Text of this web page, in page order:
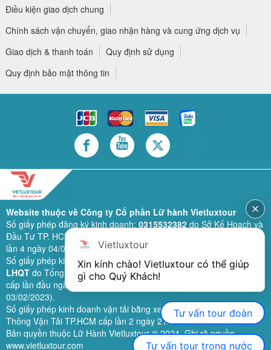
Điều kiện giao dịch chung
Chính sách vận chuyển, giao nhận hàng và cung ứng dịch vụ
Giao dịch & thanh toán
Quy định sử dụng
Quy định bảo mật thông tin
Website thuộc về Công ty Cổ phần Lữ hành Vietluxtour
Số giấy phép đăng ký kinh doanh: 0315532382do Sở Kế Hoạch và
Đầu Tư TP. HCM cấp lần đầu ngày 28/02/2019 (sửa đổi bổ sung
lần 4 ngày 04/06/2024).
Số giấy phép kinh doanh lữ hành quốc tế:79-1111/2019/TCDL-GP
LHQTdo Tổng Cục Du Lịch (nay là Cục Du lịch quốc gia Việt Nam)
cấp lần đầu ngày 26/09/2019 (sửa đổi, bổ sung lần 3 ngày
03/02/2023).
Số giấy phép kinh doanh vận tải bằng xe ô tô:11924do Sở Giao
Thông Vận Tải TP.HCM cấp lần 2 ngày 21/02/2023.
Bản quyền thuộc Lữ Hành Vietluxtour ® 2024. Ghi rõ nguồn
www.vietluxtour.com
Vietluxtour
Xin kính chào! Vietluxtour có thể giúp
gì cho Quý Khách!
Tư vấn tour đoàn
Tư vấn tour trong nước